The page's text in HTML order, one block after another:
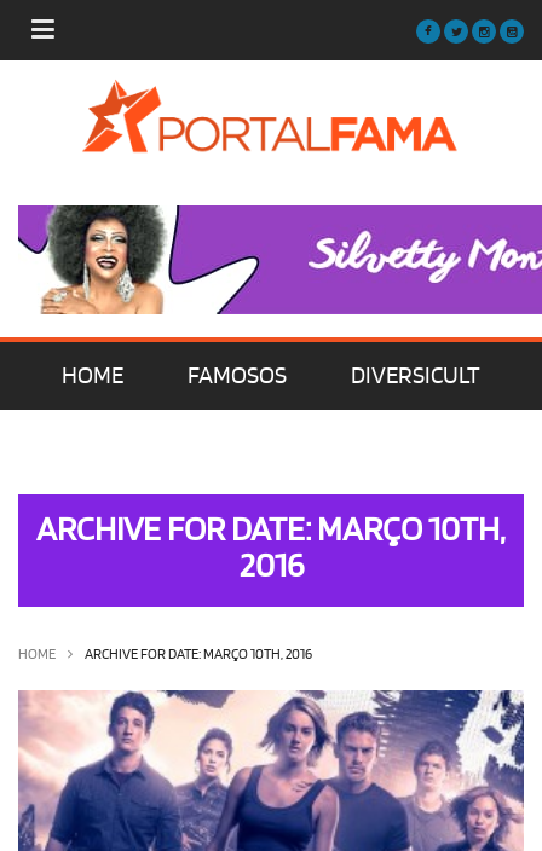
HOME FAMOSOS DIVERSICULT
EU QUERO!
ARCHIVE FOR DATE: MARÇO 10TH,
2016
HOME ARCHIVE FOR DATE: MARÇO 10TH, 2016